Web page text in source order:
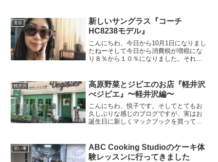
今回は東京に行く前に最後に立ち寄った
清里の思い出について語ろ...
美容
新しいサングラス『コーチ
HC8238モデル』
こんにちわ、今日から10月1日になりまし
たねーそして今日から消費税が増税にな
り８％から１０％になりました。それで
が、今日はずっとテレビでも増税が話題
になっており、パ...
軽井沢
高原野菜とジビエのお店『軽井沢
べジビエ』〜軽井沢編〜
こんにちわ、悦子です。そしてとてもお
久しぶりな感じのブログですが、実はお
誕生日に新しくマックブックを買っても
為こんなにお久しぶりのブログになって
しまいました。しかもキー...
習い事
ABC Cooking Studioのケーキ体
験レッスンに行ってきました